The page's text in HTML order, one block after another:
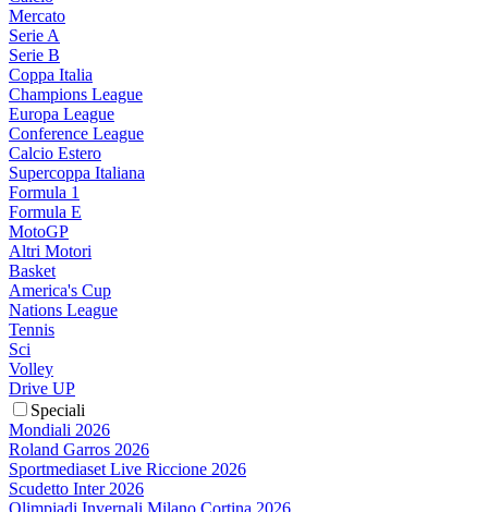
Mercato
Serie A
Serie B
Coppa Italia
Champions League
Europa League
Conference League
Calcio Estero
Supercoppa Italiana
Formula 1
Formula E
MotoGP
Altri Motori
Basket
America's Cup
Nations League
Tennis
Sci
Volley
Drive UP
Speciali
Mondiali 2026
Roland Garros 2026
Sportmediaset Live Riccione 2026
Scudetto Inter 2026
Olimpiadi Invernali Milano Cortina 2026